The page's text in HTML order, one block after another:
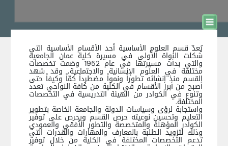
يُعدّ قسم العلوم الأساسية أحد الأقسام الأساسية التي
شكلت النواة الأولى في مسيرة كلية عمان الجامعية
والتي بدأت مسيرتها في عام 1952 وضمت تخصصات
مختلفة في العلوم الإنسانية والاجتماعية، وقد شهد
القسم منذ إنشائه تطوراً ونمواً مضطرداً كمّاً وكيفاً حتى
أصبح من أبرز الأقسام في الكلية من كافة النواحي تعدد
وتنوع في الكوادر من الهيئة التدريسية في التخصصات
المختلفة.
واستجابة لرؤى وسياسات الدولة والجامعة الخاصة بتطوير
التعليم وتحسين نوعيته حرص القسم ويحرص على توفير
الكوادر المؤهلة والمتخصصة والتطور الأفقي والعمودي
وذلك لتزويد الطلبة بالمعارف والمهارات والقدرات التي
تدعم التخصصات المختلفة في الكلية من خلال توفير